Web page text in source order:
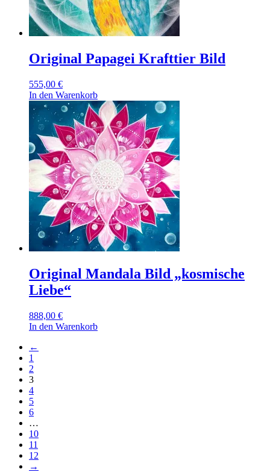
Original Papagei Krafttier Bild
555,00 €
In den Warenkorb
Original Mandala Bild „kosmische
Liebe“
888,00 €
In den Warenkorb
←
1
2
3
4
5
6
…
10
11
12
→